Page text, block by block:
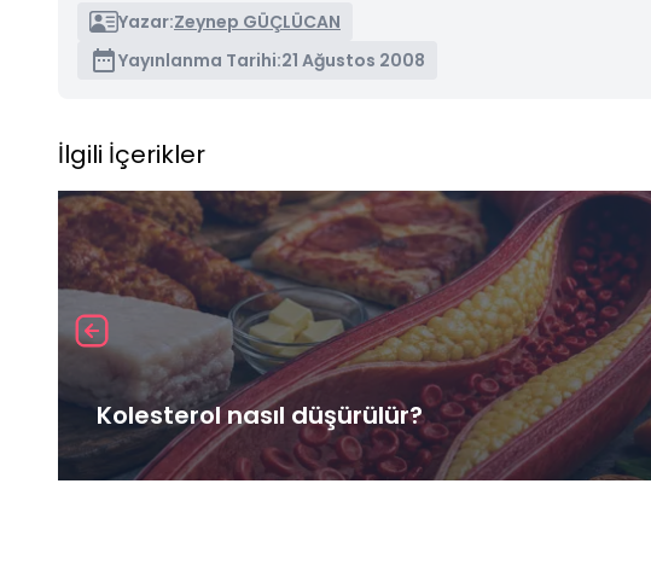
Yazar:Zeynep GÜÇLÜCAN
Yayınlanma Tarihi:21 Ağustos 2008
İlgili İçerikler
Kolesterol nasıl düşürülür?